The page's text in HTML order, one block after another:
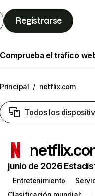
Registrarse
Comprueba el tráfico
Principal / netflix.com
Todos los
junio de 2026
Entretenimiento
Clasificación mundial: